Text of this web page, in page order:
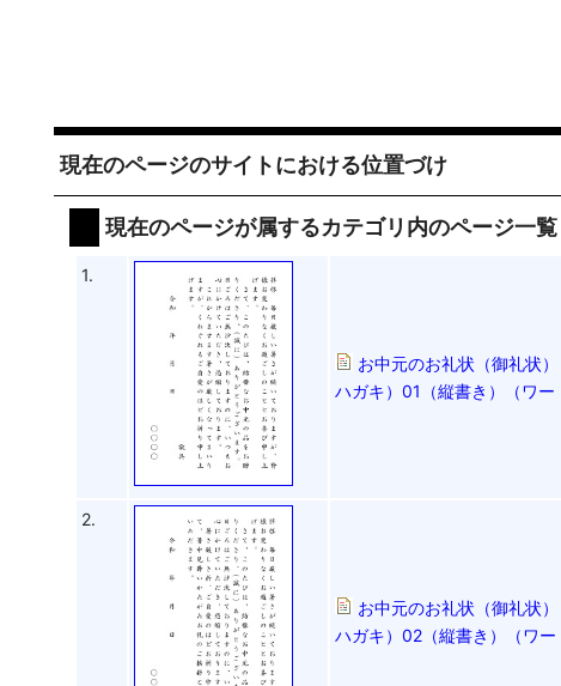
現在のページのサイトにおける位置づけ
現在のページが属するカテゴリ内のページ一覧
1.
お中元のお礼状（御礼状
ハガキ）01（縦書き）（ワー
2.
お中元のお礼状（御礼状
ハガキ）02（縦書き）（ワー